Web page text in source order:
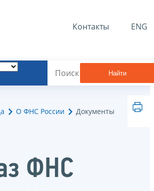
Контакты ENG
Найти
О ФНС России Документы
ФНС